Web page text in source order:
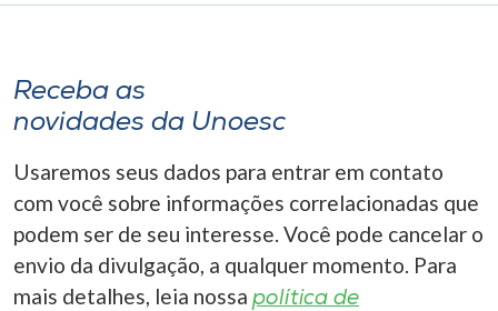
Receba as
novidades da Unoesc
Usaremos seus dados para entrar em contato
com você sobre informações correlacionadas que
podem ser de seu interesse. Você pode cancelar o
envio da divulgação, a qualquer momento. Para
mais detalhes, leia nossa política de